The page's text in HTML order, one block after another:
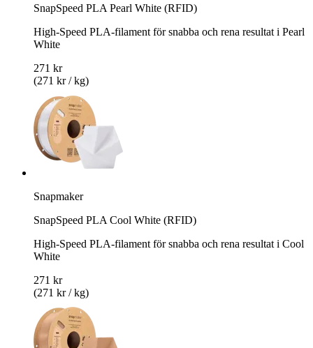
SnapSpeed PLA Pearl White (RFID)
High-Speed PLA-filament för snabba och rena resultat i Pearl
White
271 kr
(271 kr / kg)
Snapmaker
SnapSpeed PLA Cool White (RFID)
High-Speed PLA-filament för snabba och rena resultat i Cool
White
271 kr
(271 kr / kg)